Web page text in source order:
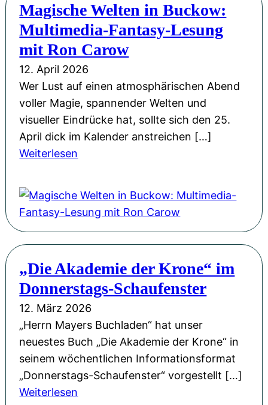
t
d
e
n
G
l
o
b
n
O
d
e
r
z
e
i
g
m
i
e
d
e
r
K
r
o
n
“
b
k
m
m
t
i
h
r
e
n
h
a
g
e
n
L
u
g
i
n
d
e
n
B
u
c
k
o
w
e
Magische Welten in Buckow:
Multimedia-Fantasy-Lesung
mit Ron Carow
12. April 2026
Wer Lust auf einen atmosphärischen Abend
voller Magie, spannender Welten und
visueller Eindrücke hat, sollte sich den 25.
April dick im Kalender anstreichen […]
Weiterlesen
g
i
h
e
W
e
l
t
e
„Die Akademie der Krone“ im
Donnerstags-Schaufenster
12. März 2026
„Herrn Mayers Buchladen“ hat unser
neuestes Buch „Die Akademie der Krone“ in
seinem wöchentlichen Informationsformat
„Donnerstags-Schaufenster“ vorgestellt […]
Weiterlesen